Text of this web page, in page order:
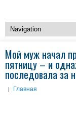
Мой муж начал
пятницу – и
последовала за
Главная